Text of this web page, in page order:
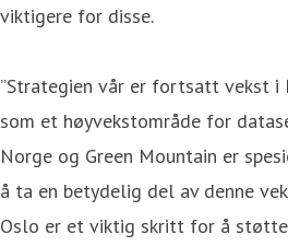
viktigere for disse.
”Strategien vår er fortsatt vekst i
som et høyvekstområde for
Norge og Green Mountain er
å ta en betydelig del av denne
Oslo er et viktig skritt for å støtte